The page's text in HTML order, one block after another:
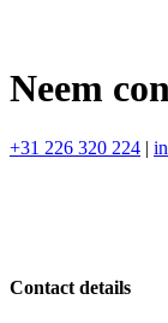
Neem
+31 226 320 224 |
Contact details